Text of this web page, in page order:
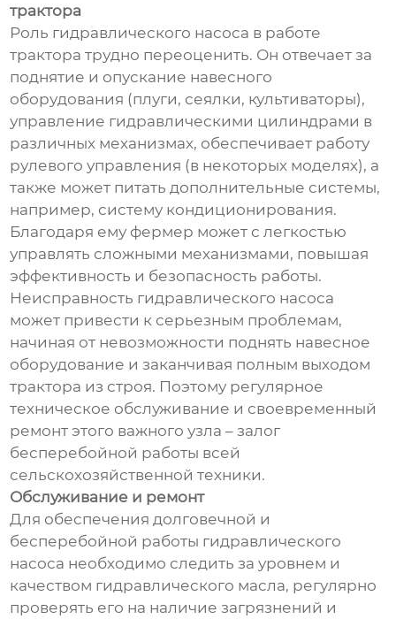
трактора
Роль гидравлического насоса в работе
трактора трудно переоценить. Он отвечает за
поднятие и опускание навесного
оборудования (плуги, сеялки, культиваторы),
управление гидравлическими цилиндрами в
различных механизмах, обеспечивает работу
рулевого управления (в некоторых моделях), а
также может питать дополнительные системы,
например, систему кондиционирования.
Благодаря ему фермер может с легкостью
управлять сложными механизмами, повышая
эффективность и безопасность работы.
Неисправность гидравлического насоса
может привести к серьезным проблемам,
начиная от невозможности поднять навесное
оборудование и заканчивая полным выходом
трактора из строя. Поэтому регулярное
техническое обслуживание и своевременный
ремонт этого важного узла – залог
бесперебойной работы всей
сельскохозяйственной техники.
Обслуживание и ремонт
Для обеспечения долговечной и
бесперебойной работы гидравлического
насоса необходимо следить за уровнем и
качеством гидравлического масла, регулярно
проверять его на наличие загрязнений и